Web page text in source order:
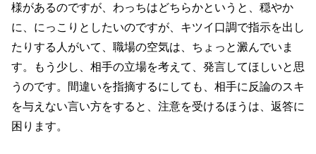
様があるのですが、わっちはどちらかというと、穏やか
に、にっこりとしたいのですが、キツイ口調で指示を出し
たりする人がいて、職場の空気は、ちょっと澱んでいま
す。もう少し、相手の立場を考えて、発言してほしいと思
うのです。間違いを指摘するにしても、相手に反論のスキ
を与えない言い方をすると、注意を受けるほうは、返答に
困ります。